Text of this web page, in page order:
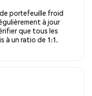
portefeuille froid
à jour
que tous les
un ratio de 1:1.